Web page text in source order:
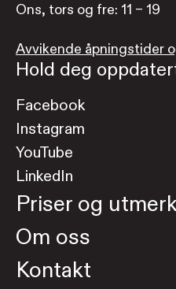
Ons, tors og fre: 11 – 19
Avvikende åpningstider
Hold deg
Facebook
Instagram
YouTube
LinkedIn
Priser og
Om oss
Kontakt